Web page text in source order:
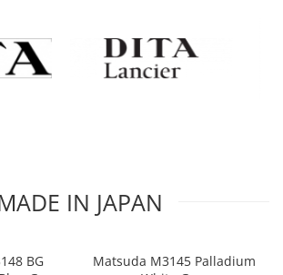
IN JAPAN
BG
Matsuda M3145 Palladium